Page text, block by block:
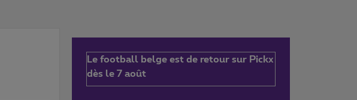
Le football belge est de retour sur Pickx
dès le 7 août